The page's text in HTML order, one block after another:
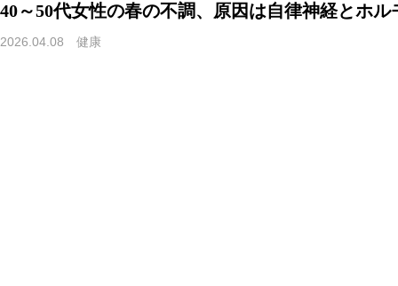
40～50代女性の春の不調、原因は自律神経とホル
2026.04.08 健康